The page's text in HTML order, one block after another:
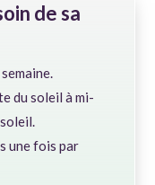
de sa
du soleil à mi-
une fois par